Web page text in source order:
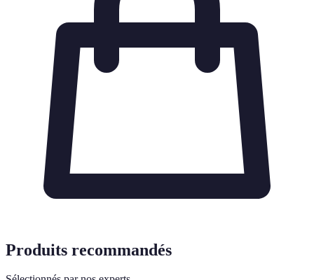
Produits recommandés